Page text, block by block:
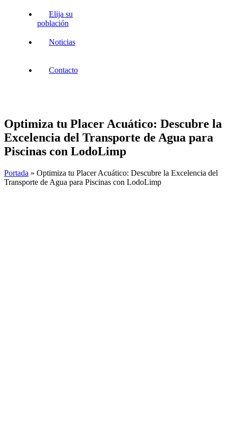
Elija su
población
Noticias
Contacto
Optimiza tu Placer Acuático: Descubre la
Excelencia del Transporte de Agua para
Piscinas con LodoLimp
Portada » Optimiza tu Placer Acuático: Descubre la Excelencia del
Transporte de Agua para Piscinas con LodoLimp